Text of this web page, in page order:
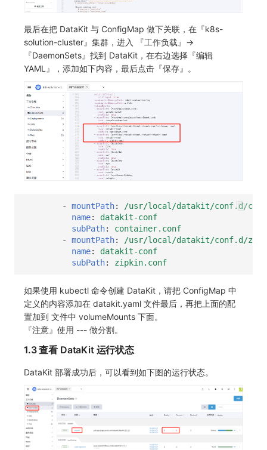
最后在把 DataKit 与 ConfigMap 做下关联，在『k8s-
solution-cluster』集群，进入 『工作负载』->
『DaemonSets』找到 DataKit，在右边选择『编辑
YAML』，添加如下内容，最后点击『保存』。
- mountPath:
/usr/local/datakit/conf.d/
name:
datakit-conf
subPath:
container.conf
-
mountPath:
/usr/local/datakit/conf.d/
name:
datakit-conf
subPath: zipkin.conf
如果使用 kubectl 命令创建 DataKit，请把 ConfigMap 中
定义的内容添加在 datakit.yaml 文件最后，再把上面的配
置加到 文件中 volumeMounts 下面。
『注意』使用 --- 做分割。
1.3 查看 DataKit 运行状态
DataKit 部署成功后，可以看到如下图的运行状态。